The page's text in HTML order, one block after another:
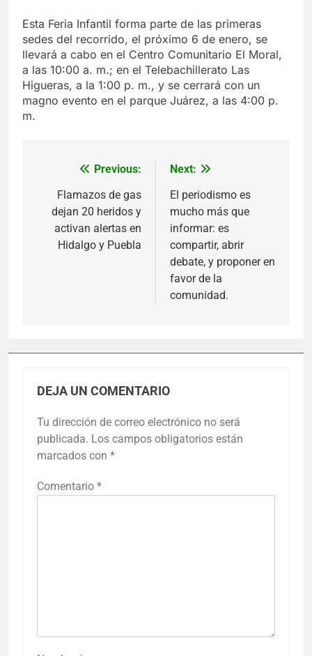
Esta Feria Infantil forma parte de las primeras
sedes del recorrido, el próximo 6 de enero, se
llevará a cabo en el Centro Comunitario El Moral,
a las 10:00 a. m.; en el Telebachillerato Las
Higueras, a la 1:00 p. m., y se cerrará con un
magno evento en el parque Juárez, a las 4:00 p.
m.
Navegación
entradas
Previous:
Flamazos de gas
dejan 20 heridos y
activan alertas en
Hidalgo y Puebla
Next:
El periodismo es
mucho más que
informar: es
compartir, abrir
debate, y proponer en
favor de la
comunidad.
DEJA UN COMENTARIO
Tu dirección de correo electrónico no será
publicada. Los campos obligatorios están
marcados con *
Comentario *